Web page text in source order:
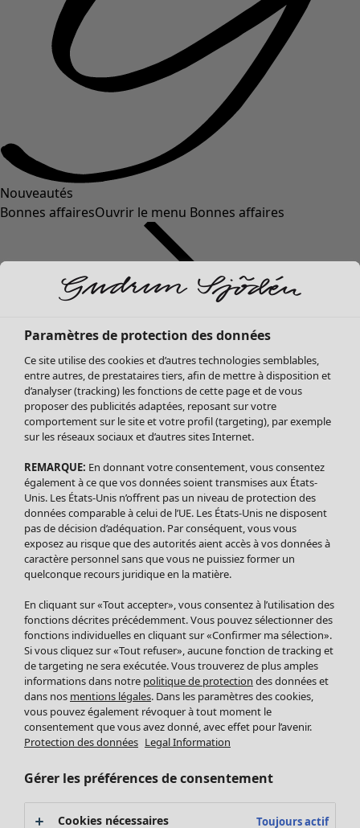
Nouveautés
Bonnes affairesOuvrir le menu Bonnes affaires
Soldes Vêtements
Tous les vêtements
Robes
Tuniques
Blouses
Tops
Gilets
Pantalon
Jupes
Leggings et collants
Accessoires
Chaussures
Vêtements de bain
Basics
Soldes Mobilier
Bonnes affaires déco
Décoration
Textiles
Tapis
Éponge
Paramètres de protection des données
Ce site utilise des cookies et d’autres technologies semblables,
entre autres, de prestataires tiers, afin de mettre à disposition et
d’analyser (tracking) les fonctions de cette page et de vous
proposer des publicités adaptées, reposant sur votre
comportement sur le site et votre profil (targeting), par exemple
sur les réseaux sociaux et d’autres sites Internet.
REMARQUE: En donnant votre consentement, vous consentez
également à ce que vos données soient transmises aux États-
Unis. Les États-Unis n’offrent pas un niveau de protection des
données comparable à celui de l’UE. Les États-Unis ne disposent
pas de décision d’adéquation. Par conséquent, vous vous
exposez au risque que des autorités aient accès à vos données à
caractère personnel sans que vous ne puissiez former un
quelconque recours juridique en la matière.
En cliquant sur «Tout accepter», vous consentez à l’utilisation des
fonctions décrites précédemment. Vous pouvez sélectionner des
fonctions individuelles en cliquant sur «Confirmer ma sélection».
Si vous cliquez sur «Tout refuser», aucune fonction de tracking et
de targeting ne sera exécutée. Vous trouverez de plus amples
informations dans notre politique de protection des données et
dans nos mentions légales. Dans les paramètres des cookies,
vous pouvez également révoquer à tout moment le
consentement que vous avez donné, avec effet pour l’avenir.
Protection des données Legal Information
Gérer les préférences de consentement
Cookies nécessaires Toujours actif